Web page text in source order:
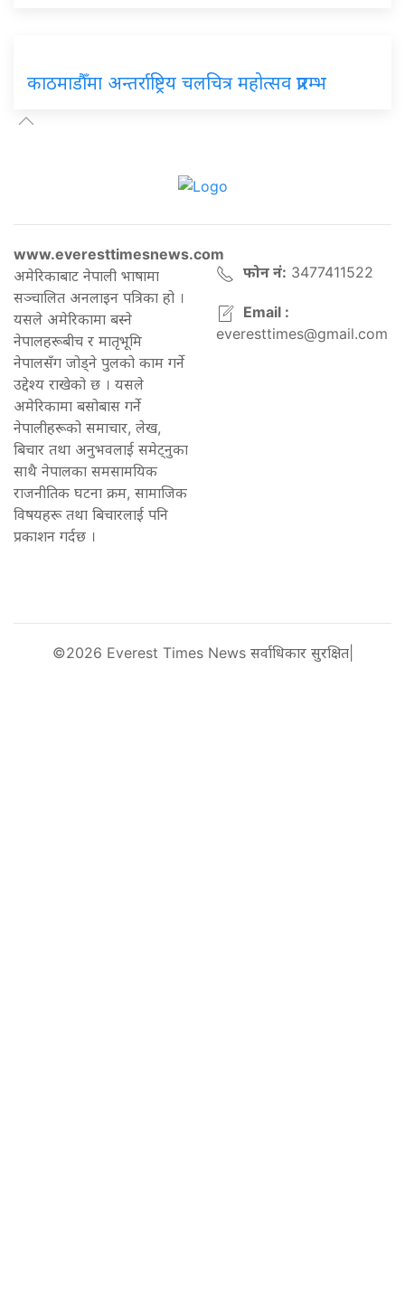
काठमाडौँमा अन्तर्राष्ट्रिय चलचित्र महोत्सव प्रारम्भ
www.everesttimesnews.com
अमेरिकाबाट नेपाली भाषामा
सञ्चालित अनलाइन पत्रिका हो ।
यसले अमेरिकामा बस्ने
नेपालहरूबीच र मातृभूमि
नेपालसँग जोड्ने पुलको काम गर्ने
उद्देश्य राखेको छ । यसले
अमेरिकामा बसोबास गर्ने
नेपालीहरूको समाचार, लेख,
बिचार तथा अनुभवलाई समेट्नुका
साथै नेपालका समसामयिक
राजनीतिक घटना क्रम, सामाजिक
विषयहरू तथा बिचारलाई पनि
प्रकाशन गर्दछ ।
फोन नं: 3477411522
Email :
everesttimes@gmail.com
©2026 Everest Times News सर्वाधिकार सुरक्षित|